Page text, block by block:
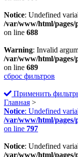
Notice: Undefined
/var/www/html/
on line 688
Warning: Invalid
/var/www/html/
on line 689
сброс фильтров
Применить
Главная >
Notice: Undefined
/var/www/html/
on line 797
Notice: Undefined
/var/www/html/